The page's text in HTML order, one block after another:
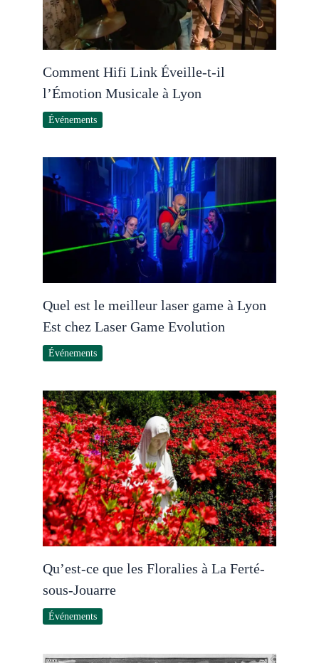
Comment Hifi Link Éveille-t-il
l’Émotion Musicale à Lyon
Événements
Quel est le meilleur laser game à Lyon
Est chez Laser Game Evolution
Événements
Qu’est-ce que les Floralies à La Ferté-
sous-Jouarre
Événements